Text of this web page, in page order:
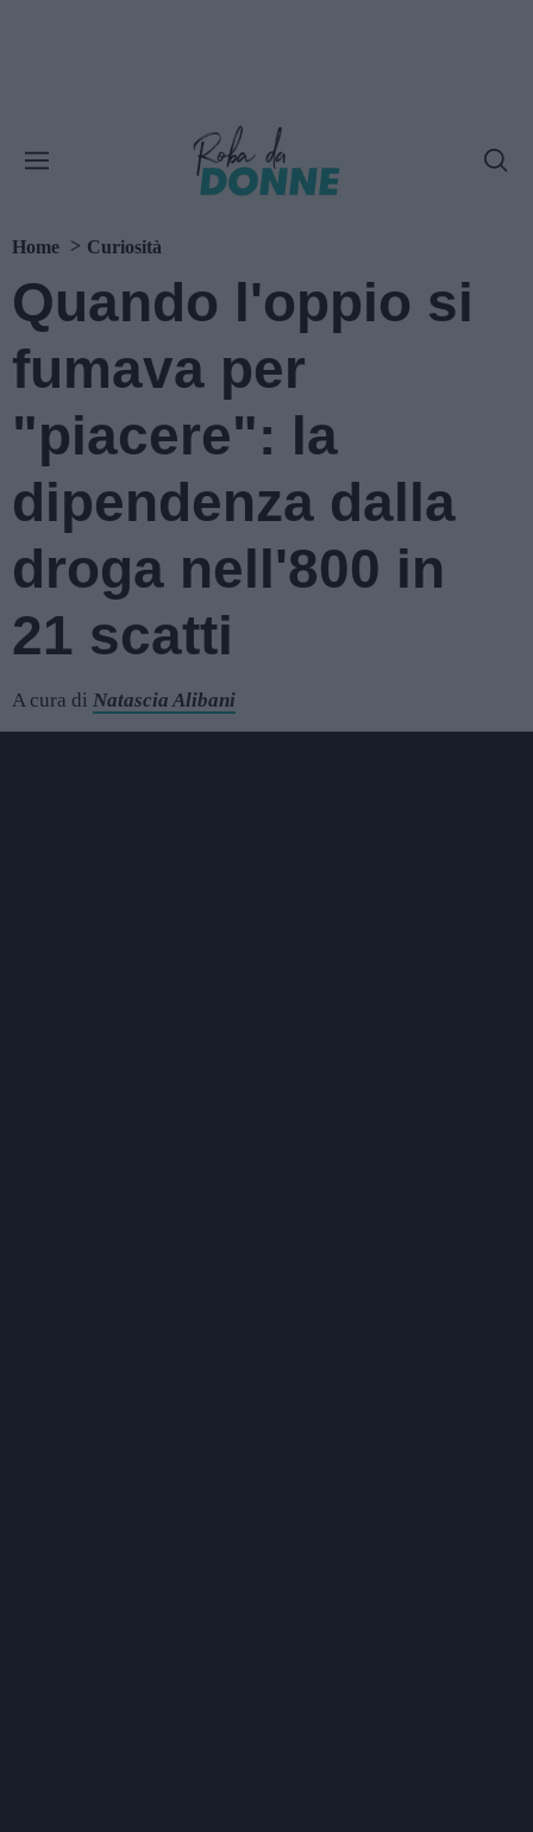
Home Curiosità
Quando l'oppio si
fumava per
"piacere": la
dipendenza dalla
droga nell'800 in
21 scatti
A cura di Natascia Alibani